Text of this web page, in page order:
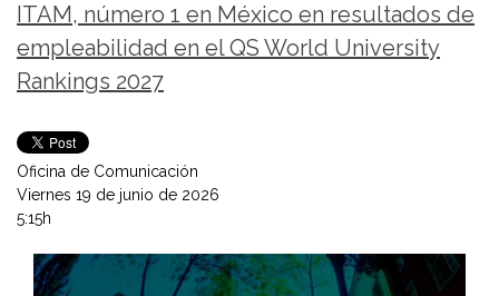
ITAM, número 1 en México en resultados de
empleabilidad en el QS World University
Rankings 2027
Oficina de Comunicación
Viernes 19 de junio de 2026
5:15h